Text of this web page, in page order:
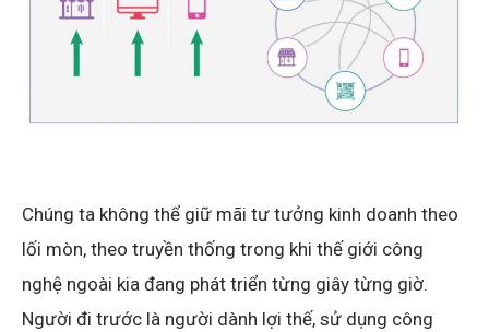
Chúng ta không thể giữ mãi tư tưởng kinh doanh theo
lối mòn, theo truyền thống trong khi thế giới công
nghệ ngoài kia đang phát triển từng giây từng giờ.
Người đi trước là người dành lợi thế, sử dụng công